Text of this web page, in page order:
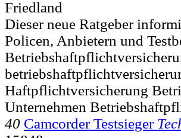
Friedland
Dieser neue Ratgeber
Policen, Anbietern und
Haftpflichtversicherung
Unternehmen
40 Camcorder Testsieger